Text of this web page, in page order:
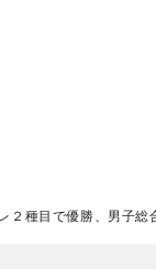
２種目で優勝、男子総